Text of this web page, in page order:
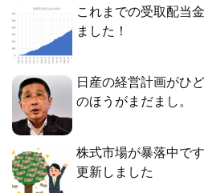
これまでの受取配当
ました！
日産の経営計画がひ
のほうがまだまし。
株式市場が暴落中で
更新しました